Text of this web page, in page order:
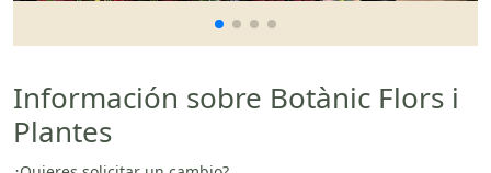
Información sobre Botànic Flors i
Plantes